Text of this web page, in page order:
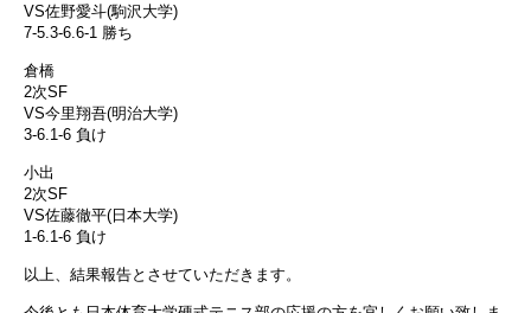
VS佐野愛斗(駒沢大学)
7-5.3-6.6-1 勝ち
倉橋
2次SF
VS今里翔吾(明治大学)
3-6.1-6 負け
小出
2次SF
VS佐藤徹平(日本大学)
1-6.1-6 負け
以上、結果報告とさせていただきます。